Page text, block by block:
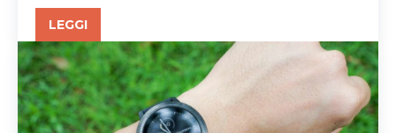
LEGGI